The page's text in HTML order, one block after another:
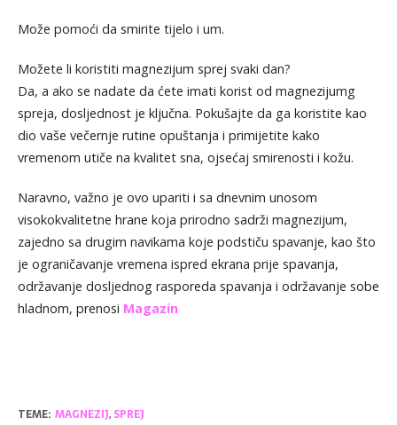
Može pomoći da smirite tijelo i um.
Možete li koristiti magnezijum sprej svaki dan?
Da, a ako se nadate da ćete imati korist od magnezijumg
spreja, dosljednost je ključna. Pokušajte da ga koristite kao
dio vaše večernje rutine opuštanja i primijetite kako
vremenom utiče na kvalitet sna, ojsećaj smirenosti i kožu.
Naravno, važno je ovo upariti i sa dnevnim unosom
visokokvalitetne hrane koja prirodno sadrži magnezijum,
zajedno sa drugim navikama koje podstiču spavanje, kao što
je ograničavanje vremena ispred ekrana prije spavanja,
održavanje dosljednog rasporeda spavanja i održavanje sobe
hladnom, prenosi Magazin
TEME: MAGNEZIJ, SPREJ